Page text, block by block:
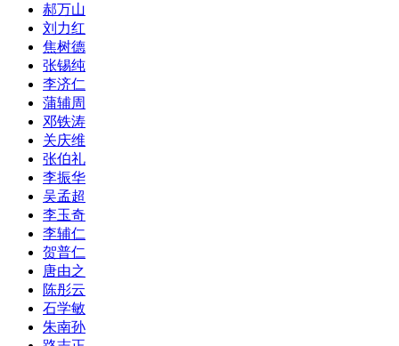
郝万山
刘力红
焦树德
张锡纯
李济仁
蒲辅周
邓铁涛
关庆维
张伯礼
李振华
吴孟超
李玉奇
李辅仁
贺普仁
唐由之
陈彤云
石学敏
朱南孙